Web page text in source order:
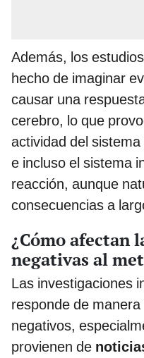
Además, los
hecho de imaginar
causar una
cerebro, lo que
actividad del
e incluso el sistema
reacción, aunque
consecuencias a
¿Cómo afectan
negativas al
Las investigaciones
responde de
negativos,
provienen de